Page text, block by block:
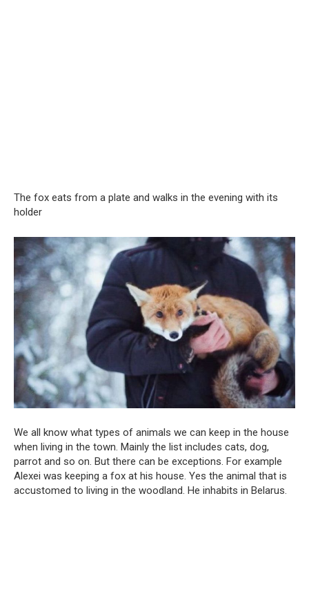
The fox eats from a plate and walks in the evening with its
holder
We all know what types of animals we can keep in the house
when living in the town. Mainly the list includes cats, dog,
parrot and so on. But there can be exceptions. For example
Alexei was keeping a fox at his house. Yes the animal that is
accustomed to living in the woodland. He inhabits in Belarus.